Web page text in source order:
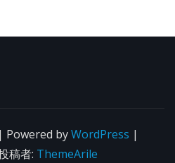
Powered byWordPress |
稿者: ThemeArile